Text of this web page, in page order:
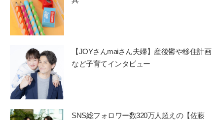
【JOYさんmaiさん夫婦】産後鬱や移住計画
など子育てインタビュー
SNS総フォロワー数320万人超えの【佐藤